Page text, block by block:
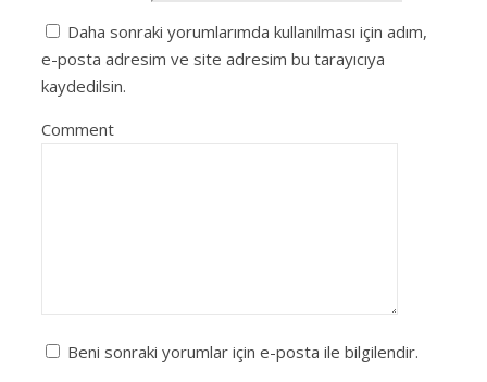
Daha sonraki yorumlarımda kullanılması için adım,
e-posta adresim ve site adresim bu tarayıcıya
kaydedilsin.
Comment
Beni sonraki yorumlar için e-posta ile bilgilendir.